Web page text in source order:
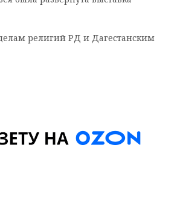
религий РД и Дагестанским